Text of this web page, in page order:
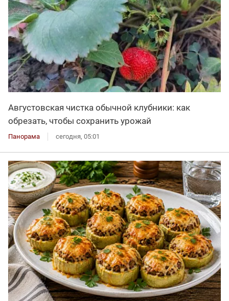
Августовская чистка обычной клубники: как
обрезать, чтобы сохранить урожай
Панорама сегодня, 05:01